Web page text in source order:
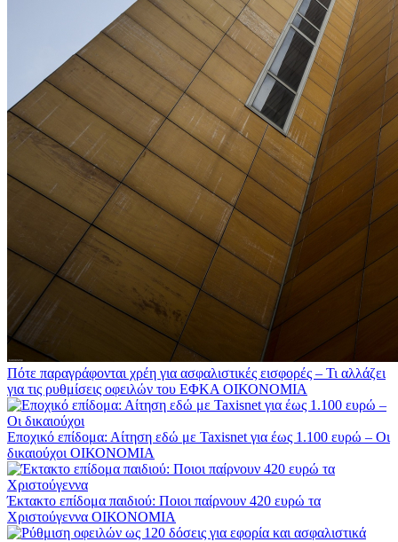
Πότε παραγράφονται χρέη για ασφαλιστικές εισφορές – Τι αλλάζει
για τις ρυθμίσεις οφειλών του ΕΦΚΑ ΟΙΚΟΝΟΜΙΑ
Εποχικό επίδομα: Αίτηση εδώ με Taxisnet για έως 1.100 ευρώ – Οι
δικαιούχοι ΟΙΚΟΝΟΜΙΑ
Έκτακτο επίδομα παιδιού: Ποιοι παίρνουν 420 ευρώ τα
Χριστούγεννα ΟΙΚΟΝΟΜΙΑ